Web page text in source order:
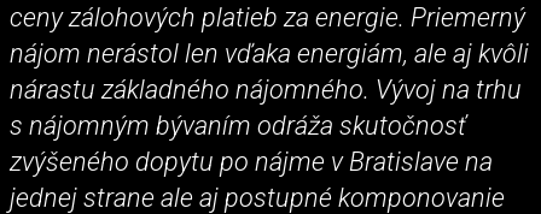
ceny zálohových platieb za energie. Priemerný
nájom nerástol len vďaka energiám, ale aj kvôli
nárastu základného nájomného. Vývoj na trhu
s nájomným bývaním odráža skutočnosť
zvýšeného dopytu po nájme v Bratislave na
jednej strane ale aj postupné komponovanie